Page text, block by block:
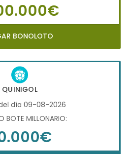
BONOLOTO
QUINIGOL
día 09-08-2026
BOTE MILLONARIO: